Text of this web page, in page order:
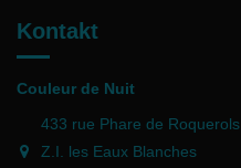
Kontakt
Couleur de Nuit
433 rue Phare de Roquerols
Z.I. les Eaux Blanches